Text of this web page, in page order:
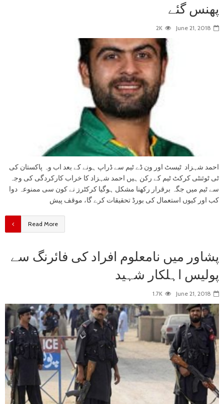
پھنس گئے
June 21, 2018
2K
احمد شہزاد ٹیسٹ اور ون ڈے ٹیم سے ڈراپ ہونے کے بعد اب وہ پاکستان کی
ٹی ٹوئنٹی کرکٹ ٹیم کے رکن ہیں احمد شہزاد کا خراب کارکردگی کی وجہ
سے ٹیم میں جگہ برقرار رکھنا مشکل ہوگیا کرکٹرز نے کون سی ممنوعہ دوا
کب اور کیوں استعمال کی بورڈ تحقیقات کرے گا، موقف پیش
Read More
پشاور میں نامعلوم افراد کی فائرنگ سے
پولیس اہلکار شہید
June 21, 2018
1.7K